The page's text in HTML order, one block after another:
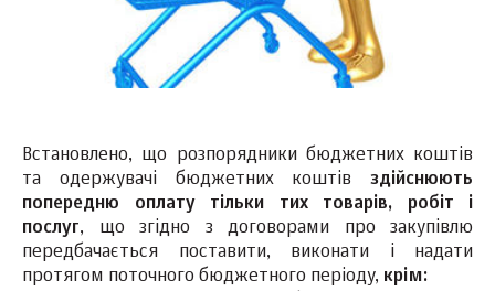
Встановлено, що розпорядники бюджетних коштів
та одержувачі бюджетних коштів здійснюють
попередню оплату тільки тих товарів, робіт і
послуг, що згідно з договорами про закупівлю
передбачається поставити, виконати і надати
протягом поточного бюджетного періоду, крім: